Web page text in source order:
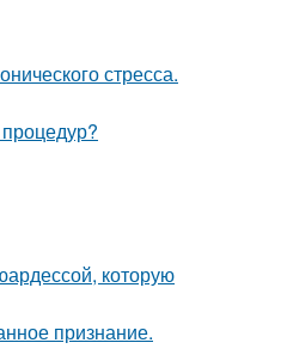
стресса.
которую
признание.